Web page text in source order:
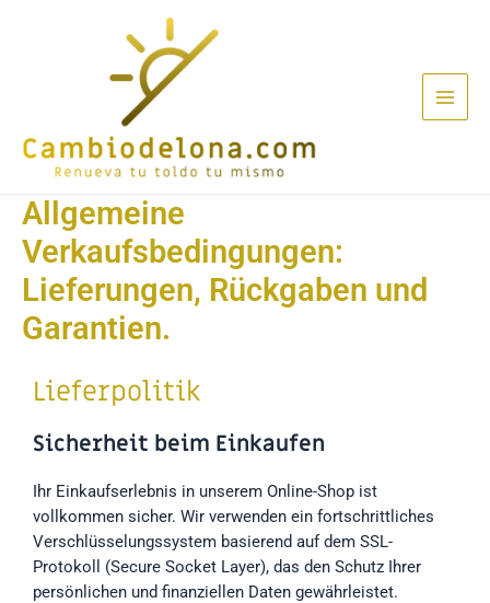
Allgemeine
Verkaufsbedingungen:
Lieferungen, Rückgaben und
Garantien.
Lieferpolitik
Sicherheit beim Einkaufen
Ihr Einkaufserlebnis in unserem Online-Shop ist
vollkommen sicher. Wir verwenden ein fortschrittliches
Verschlüsselungssystem basierend auf dem SSL-
Protokoll (Secure Socket Layer), das den Schutz Ihrer
persönlichen und finanziellen Daten gewährleistet.